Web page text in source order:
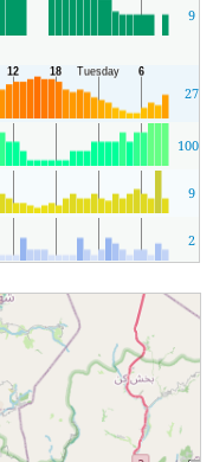
9
27
1008
9
2